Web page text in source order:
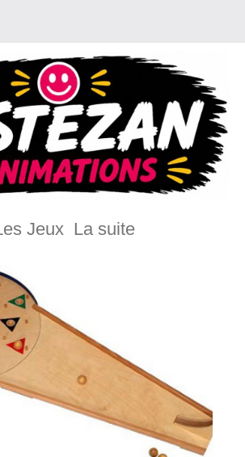
Jeux La suite